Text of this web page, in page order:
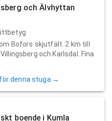
och Älvhyttan
Bofors skjutfält. 2 km till
och Karlsdal. Fina
denna stuga →
boende i Kumla